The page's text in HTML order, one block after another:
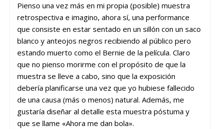
Pienso una vez más en mi propia (posible) muestra
retrospectiva e imagino, ahora sí, una performance
que consiste en estar sentado en un sillón con un saco
blanco y anteojos negros recibiendo al público pero
estando muerto como el Bernie de la película. Claro
que no pienso morirme con el propósito de que la
muestra se lleve a cabo, sino que la exposición
debería planificarse una vez que yo hubiese fallecido
de una causa (más o menos) natural. Además, me
gustaría diseñar al detalle esta muestra póstuma y
que se llame «Ahora me dan bola».